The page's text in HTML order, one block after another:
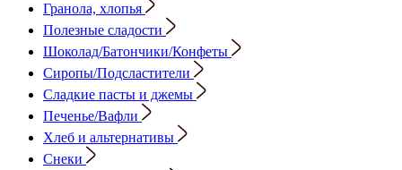
Гранола, хлопья
Полезные сладости
Шоколад/Батончики/Конфеты
Сиропы/Подсластители
Сладкие пасты и джемы
Печенье/Вафли
Хлеб и альтернативы
Снеки